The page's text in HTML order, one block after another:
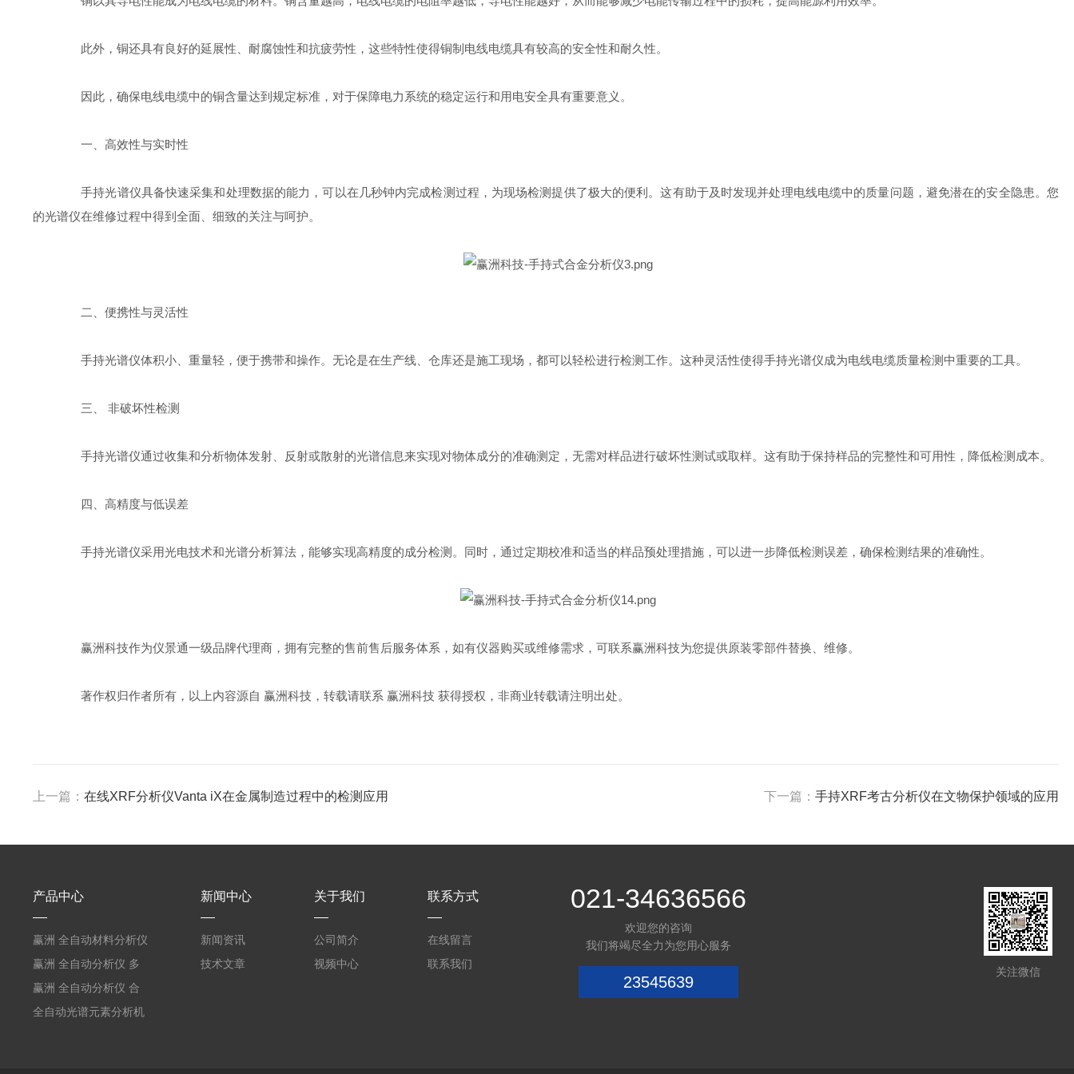
此外，铜还具有良好的延展性、耐腐蚀性和抗疲劳性，这些特性使得铜制电线电缆具有较高的安全性和耐久性。
因此，确保电线电缆中的铜含量达到规定标准，对于保障电力系统的稳定运行和用电安全具有重要意义。
一、高效性与实时性
手持光谱仪具备快速采集和处理数据的能力，可以在几秒钟内完成检测过程，为现场检测提供了极大的便利。这有助于及时发现并处理电线电缆中的质量问题，避免潜在的安全隐患。您
的光谱仪在维修过程中得到全面、细致的关注与呵护。
二、便携性与灵活性
手持光谱仪体积小、重量轻，便于携带和操作。无论是在生产线、仓库还是施工现场，都可以轻松进行检测工作。这种灵活性使得手持光谱仪成为电线电缆质量检测中重要的工具。
三、 非破坏性检测
手持光谱仪通过收集和分析物体发射、反射或散射的光谱信息来实现对物体成分的准确测定，无需对样品进行破坏性测试或取样。这有助于保持样品的完整性和可用性，降低检测成本。
四、高精度与低误差
手持光谱仪采用光电技术和光谱分析算法，能够实现高精度的成分检测。同时，通过定期校准和适当的样品预处理措施，可以进一步降低检测误差，确保检测结果的准确性。
赢洲科技作为仪景通一级品牌代理商，拥有完整的售前售后服务体系，如有仪器购买或维修需求，可联系赢洲科技为您提供原装零部件替换、维修。
著作权归作者所有，以上内容源自 赢洲科技，转载请联系 赢洲科技 获得授权，非商业转载请注明出处。
上一篇： 在线XRF分析仪Vanta iX在金属制造过程中的检测应用 下一篇：手持XRF考古分析仪在文物保护领域的应用
产品中心
赢洲 全自动材料分析仪
工业产线无损检测
赢洲 全自动分析仪 多
行业材料分析检测设备
赢洲 全自动分析仪 合
金矿石元素检测设备
全自动光谱元素分析机
新闻中心
新闻资讯
技术文章
关于我们
公司简介
视频中心
联系方式
在线留言
联系我们
021-34636566
欢迎您的咨询
我们将竭尽全力为您用心服务
23545639
关注微信